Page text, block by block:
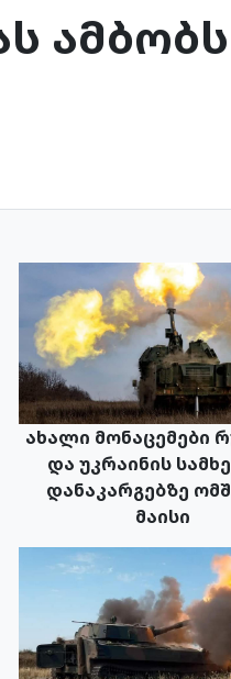
ახალი მონაცემები
და უკრაინის
დანაკარგებზე
მაისი